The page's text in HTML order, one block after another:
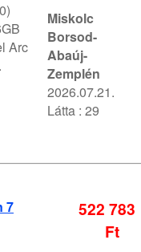
Arc
Miskolc
Borsod-
Abaúj-
Zemplén
2026.07.21.
Látta : 29
7
522 783
Ft